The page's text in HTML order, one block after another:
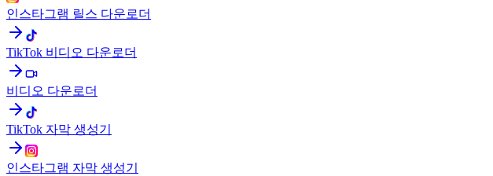
인스타그램 릴스 다운로더
TikTok 비디오 다운로더
비디오 다운로더
TikTok 자막 생성기
인스타그램 자막 생성기